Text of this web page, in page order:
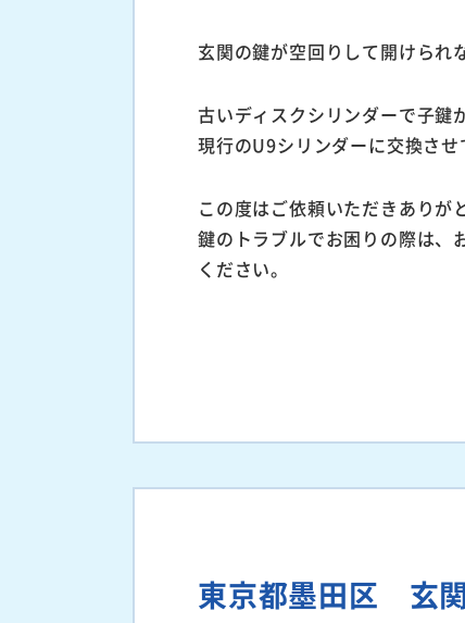
玄関の鍵が空回りして開けられ
古いディスクシリンダーで子鍵
現行のU9シリンダーに交換させ
この度はご依頼いただきありが
鍵のトラブルでお困りの際は、
ください。
東京都墨田区 玄